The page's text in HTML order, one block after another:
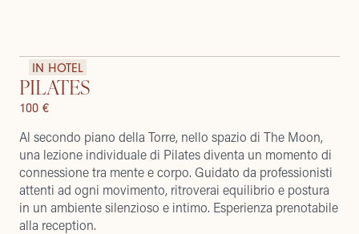
IN HOTEL
PILATES
100 €
Al secondo piano della Torre, nello spazio di The Moon,
una lezione individuale di Pilates diventa un momento di
connessione tra mente e corpo. Guidato da professionisti
attenti ad ogni movimento, ritroverai equilibrio e postura
in un ambiente silenzioso e intimo. Esperienza prenotabile
alla reception.